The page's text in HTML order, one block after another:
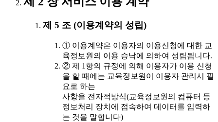
제 5 조 (이용계약의 성립)
① 이용계약은 이용자의 이용신청에 대한 교
육정보원의 이용 승낙에 의하여 성립됩니다.
② 제 1항의 규정에 의해 이용자가 이용 신청
을 할 때에는 교육정보원이 이용자 관리시 필
요로 하는
사항을 전자적방식(교육정보원의 컴퓨터 등
정보처리 장치에 접속하여 데이터를 입력하
는 것을 말합니다)